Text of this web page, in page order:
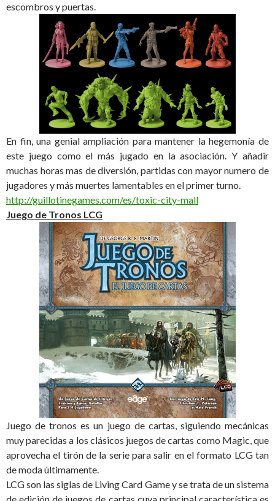
escombros y puertas.
En fin, una genial ampliación para mantener la hegemonía de
este juego como el más jugado en la asociación. Y añadir
muchas horas mas de diversión, partidas con mayor numero de
jugadores y más muertes lamentables en el primer turno.
http://guillotinegames.com/es/toxic-city-mall
Juego de Tronos LCG
Juego de tronos es un juego de cartas, siguiendo mecánicas
muy parecidas a los clásicos juegos de cartas como Magic, que
aprovecha el tirón de la serie para salir en el formato LCG tan
de moda últimamente.
LCG son las siglas de Living Card Game y se trata de un sistema